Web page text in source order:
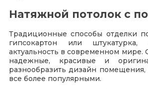
Натяжной потолок с
Традиционные способы отделки
гипсокартон или штукатурка,
актуальность в современном мире.
надежные, красивые и
разнообразить дизайн помещения,
все более популярными.